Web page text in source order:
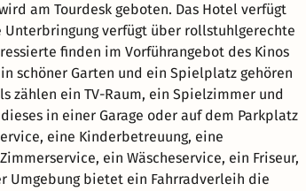
am Tourdesk geboten. Das Hotel verfügt
verfügt über rollstuhlgerechte
finden im Vorführangebot des Kinos
schöner Garten und ein Spielplatz gehören
zählen ein TV-Raum, ein Spielzimmer und
in einer Garage oder auf dem Parkplatz
eine Kinderbetreuung, eine
ein Wäscheservice, ein Friseur,
Umgebung bietet ein Fahrradverleih die